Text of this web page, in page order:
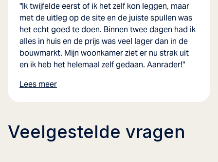
"Ik twijfelde eerst of ik het zelf kon leggen, maar
met de uitleg op de site en de juiste spullen was
het echt goed te doen. Binnen twee dagen had ik
alles in huis en de prijs was veel lager dan in de
bouwmarkt. Mijn woonkamer ziet er nu strak uit
en ik heb het helemaal zelf gedaan. Aanrader!"
Lees meer
Veelgestelde vragen